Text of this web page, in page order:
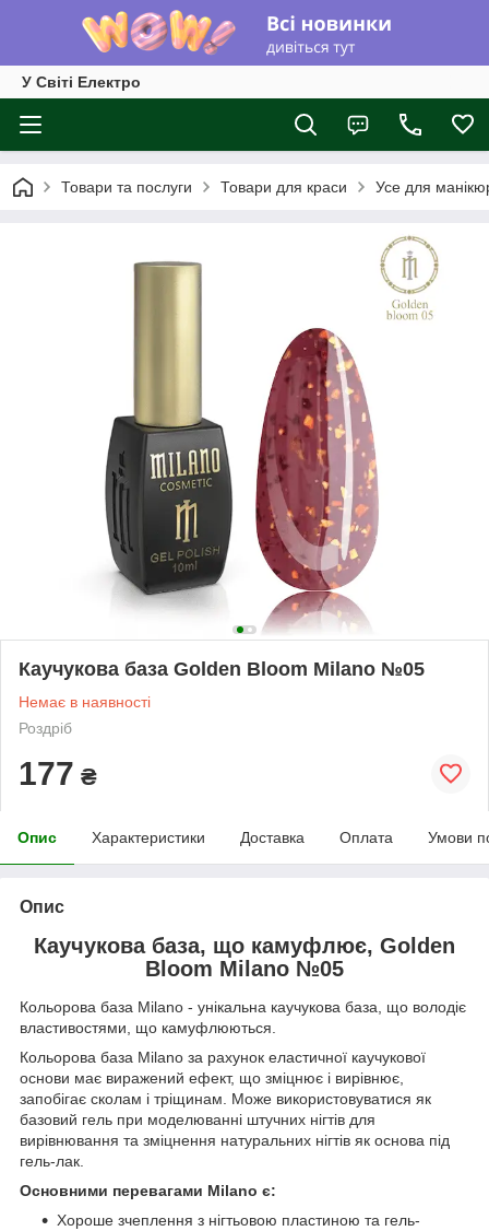
У Світі Електро
Товари та послуги Товари для краси Усе для
Каучукова база Golden Bloom Milano №05
Немає в наявності
Роздріб
177 ₴
Опис Характеристики Доставка Оплата Умови
Опис
Каучукова база, що камуфлює, Golden
Bloom Milano №05
Кольорова база Milano - унікальна каучукова база, що володіє
властивостями, що камуфлюються.
Кольорова база Milano за рахунок еластичної каучукової
основи має виражений ефект, що зміцнює і вирівнює,
запобігає сколам і тріщинам. Може використовуватися як
базовий гель при моделюванні штучних нігтів для
вирівнювання та зміцнення натуральних нігтів як основа під
гель-лак.
Основними перевагами Milano є:
Хороше зчеплення з нігтьовою пластиною та гель-